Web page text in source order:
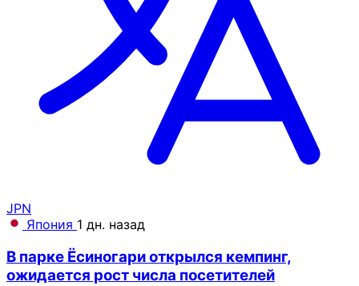
JPN
Япония 1 дн. назад
В парке Ёсиногари открылся кемпинг,
ожидается рост числа посетителей